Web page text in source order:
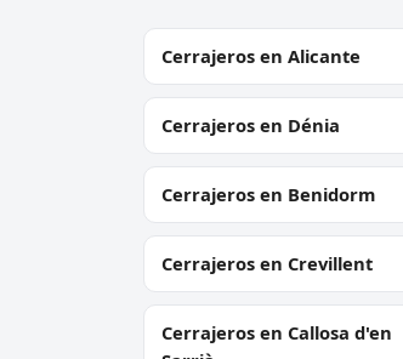
Cerrajeros en Alicante
Cerrajeros en Dénia
Cerrajeros en Benidorm
Cerrajeros en Crevillent
Cerrajeros en Callosa d'en